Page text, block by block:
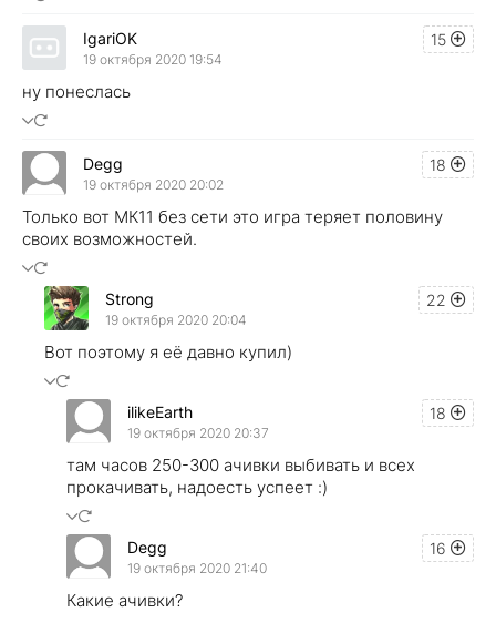
15
IgariOK
19 октября 2020 19:54
ну понеслась
18
Degg
19 октября 2020 20:02
Только вот МК11 без сети это игра теряет половину
своих возможностей.
22
Strong
19 октября 2020 20:04
Вот поэтому я её давно купил)
18
ilikeEarth
19 октября 2020 20:37
там часов 250-300 ачивки выбивать и всех
прокачивать, надоесть успеет :)
16
Degg
19 октября 2020 21:40
Какие ачивки?